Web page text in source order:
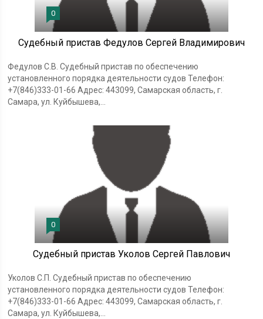
0
Судебный пристав Федулов Сергей Владимирович
Федулов С.В. Судебный пристав по обеспечению
установленного порядка деятельности судов Телефон:
+7(846)333-01-66 Адрес: 443099, Самарская область, г.
Самара, ул. Куйбышева,...
0
Судебный пристав Уколов Сергей Павлович
Уколов С.П. Судебный пристав по обеспечению
установленного порядка деятельности судов Телефон:
+7(846)333-01-66 Адрес: 443099, Самарская область, г.
Самара, ул. Куйбышева,...